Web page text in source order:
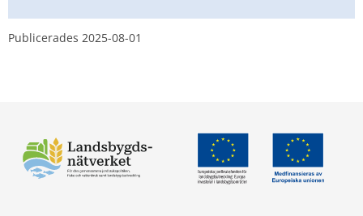
Publicerades 2025-08-01